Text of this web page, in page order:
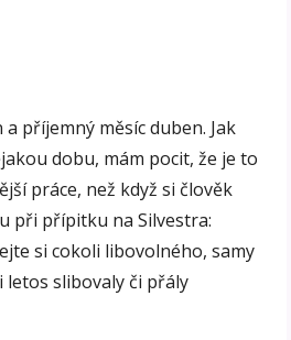
příjemný měsíc duben. Jak
dobu, mám pocit, že je to
práce, než když si člověk
při přípitku na Silvestra:
si cokoli libovolného, samy
letos slibovaly či přály